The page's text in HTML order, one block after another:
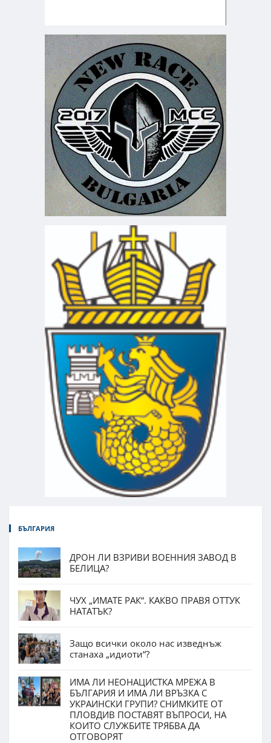
БЪЛГАРИЯ
ДРОН ЛИ ВЗРИВИ ВОЕННИЯ ЗАВОД В
БЕЛИЦА?
ЧУХ „ИМАТЕ РАК“. КАКВО ПРАВЯ ОТТУК
НАТАТЪК?
Защо всички около нас изведнъж
станаха „идиоти“?
ИМА ЛИ НЕОНАЦИСТКА МРЕЖА В
БЪЛГАРИЯ И ИМА ЛИ ВРЪЗКА С
УКРАИНСКИ ГРУПИ? СНИМКИТЕ ОТ
ПЛОВДИВ ПОСТАВЯТ ВЪПРОСИ, НА
КОИТО СЛУЖБИТЕ ТРЯБВА ДА
ОТГОВОРЯТ